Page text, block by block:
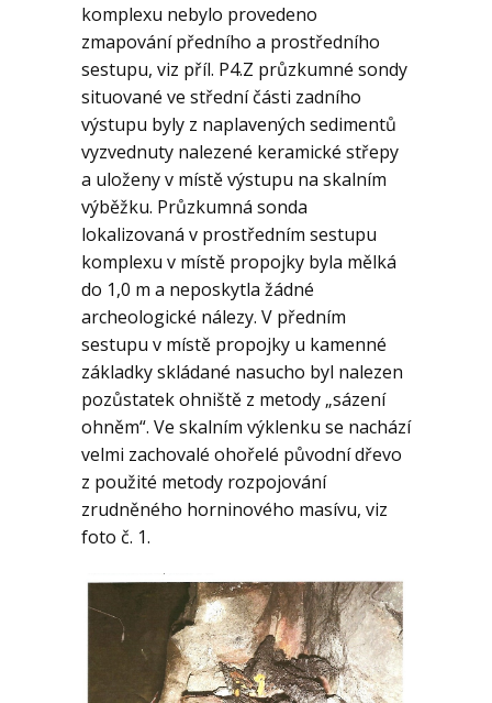
komplexu nebylo provedeno
zmapování předního a prostředního
sestupu, viz příl. Р4.Z průzkumné sondy
situované ve střední části zadního
výstupu byly z naplavených sedimentů
vyzvednuty nalezené keramické střepy
a uloženy v místě výstupu na skalním
výběžku. Průzkumná sonda
lokalizovaná v prostředním sestupu
komplexu v místě propojky byla mělká
do 1,0 m a neposkytla žádné
archeologické nálezy. V předním
sestupu v místě propojky u kamenné
základky skládané nasucho byl nalezen
pozůstatek ohniště z metody „sázení
ohněm“. Ve skalním výklenku se nachází
velmi zachovalé ohořelé původní dřevo
z použité metody rozpojování
zrudněného horninového masívu, viz
foto č. 1.